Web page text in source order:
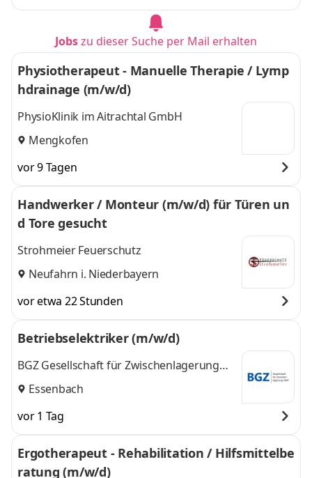
Jobszu dieser Suche per Mail erhalten
Physiotherapeut - Manuelle Therapie / Lymp
hdrainage (m/w/d)
PhysioKlinik im Aitrachtal GmbH
Mengkofen
vor 9 Tagen
Handwerker / Monteur (m/w/d) für Türen un
d Tore gesucht
Strohmeier Feuerschutz
Neufahrn i. Niederbayern
vor etwa 22 Stunden
Betriebselektriker (m/w/d)
BGZ Gesellschaft für Zwischenlagerung
mbHEssenbach
vor 1 Tag
Ergotherapeut - Rehabilitation / Hilfsmittelbe
ratung (m/w/d)